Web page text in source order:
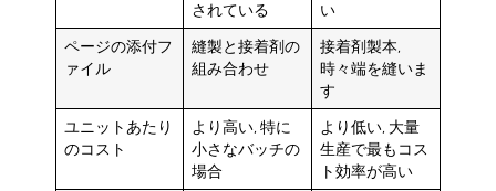
されている
い
ページの添付フ
ァイル
縫製と接着剤の
組み合わせ
接着剤製本,
時々端を縫いま
す
ユニットあたり
のコスト
より高い, 特に
小さなバッチの
場合
より低い, 大量
生産で最もコス
ト効率が高い